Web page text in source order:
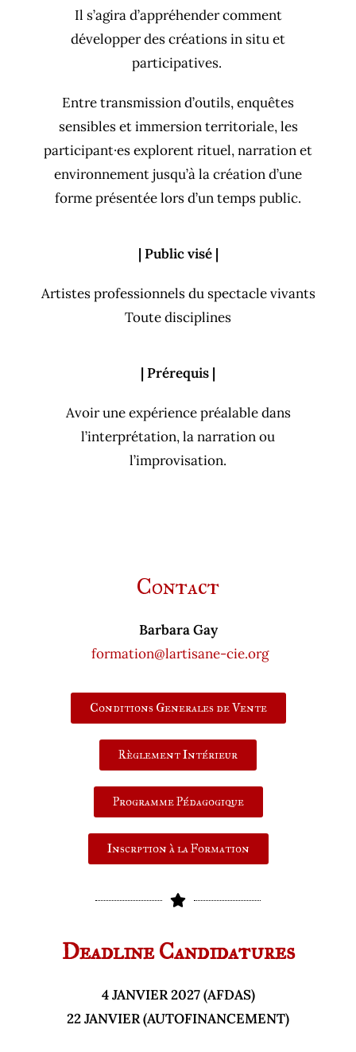
Il s’agira d’appréhender comment
développer des créations in situ et
participatives.
Entre transmission d’outils, enquêtes
sensibles et immersion territoriale, les
participant·es explorent rituel, narration et
environnement jusqu’à la création d’une
forme présentée lors d’un temps public.
| Public visé |
Artistes professionnels du spectacle vivants
Toute disciplines
| Prérequis |
Avoir une expérience préalable dans
l’interprétation, la narration ou
l’improvisation.
Contact
Barbara Gay
formation@lartisane-cie.org
Conditions Generales de Vente
Règlement Intérieur
Programme Pédagogique
Inscrption à la Formation
Deadline Candidatures
4 JANVIER 2027 (AFDAS)
22 JANVIER (AUTOFINANCEMENT)